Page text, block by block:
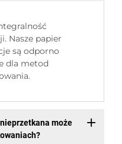
Nasze papier
są odporno
dla metod
może